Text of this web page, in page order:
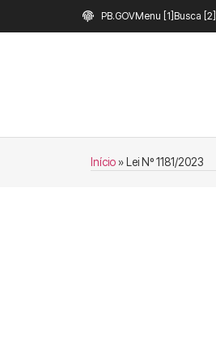
PB.GOVMenu [1] Busca [2]
Início» Lei Nº 1181/2023